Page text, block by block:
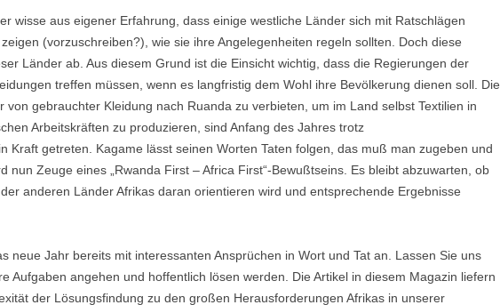
wisse aus eigener Erfahrung, dass einige westliche Länder sich mit Ratschlägen
(vorzuschreiben?), wie sie ihre Angelegenheiten regeln sollten. Doch diese
Länder ab. Aus diesem Grund ist die Einsicht wichtig, dass die Regierungen der
treffen müssen, wenn es langfristig dem Wohl ihre Bevölkerung dienen soll. Die
von gebrauchter Kleidung nach Ruanda zu verbieten, um im Land selbst Textilien in
Arbeitskräften zu produzieren, sind Anfang des Jahres trotz
Kraft getreten. Kagame lässt seinen Worten Taten folgen, das muß man zugeben und
nun Zeuge eines „Rwanda First – Africa First“-Bewußtseins. Es bleibt abzuwarten, ob
anderen Länder Afrikas daran orientieren wird und entsprechende Ergebnisse
neue Jahr bereits mit interessanten Ansprüchen in Wort und Tat an. Lassen Sie uns
Aufgaben angehen und hoffentlich lösen werden. Die Artikel in diesem Magazin liefern
der Lösungsfindung zu den großen Herausforderungen Afrikas in unserer